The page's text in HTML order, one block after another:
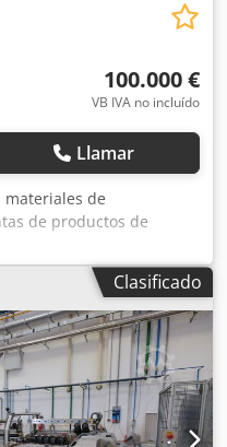
100.000 €
VB IVA no incluído
Llamar
de
de productos de
apisonadoras y
máquinas
sólidos, adoquines
bloques de hormigón:
de hormigón,
bloques y adoquines
producción. Incluye
- 50x50x4 - 40x40x4 -
Njkr
Clasificado